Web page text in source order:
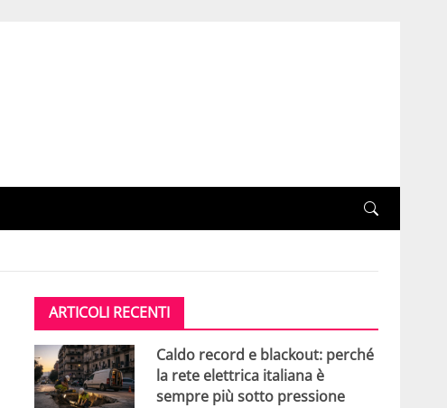
ARTICOLI RECENTI
Caldo record e blackout: perché
la rete elettrica italiana è
sempre più sotto pressione